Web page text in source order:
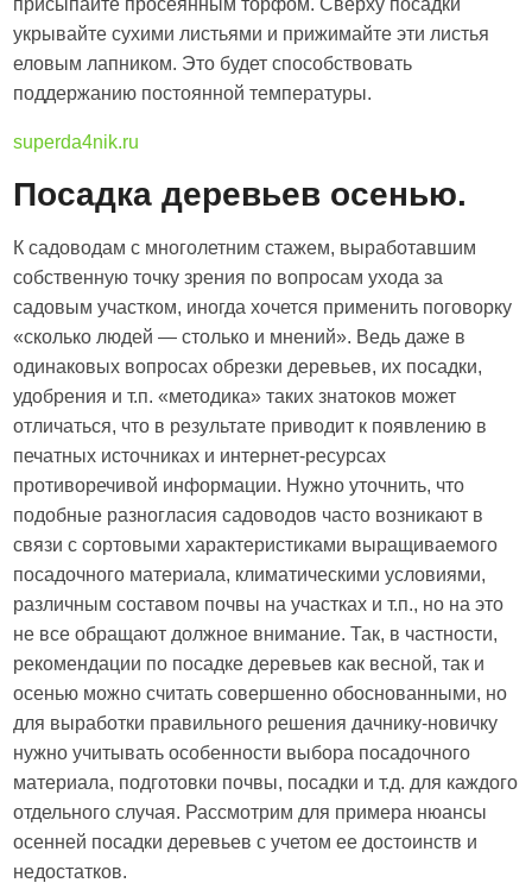
присыпайте просеянным торфом. Сверху посадки
укрывайте сухими листьями и прижимайте эти листья
еловым лапником. Это будет способствовать
поддержанию постоянной температуры.
superda4nik.ru
Посадка деревьев осенью.
К садоводам с многолетним стажем, выработавшим
собственную точку зрения по вопросам ухода за
садовым участком, иногда хочется применить поговорку
«сколько людей — столько и мнений». Ведь даже в
одинаковых вопросах обрезки деревьев, их посадки,
удобрения и т.п. «методика» таких знатоков может
отличаться, что в результате приводит к появлению в
печатных источниках и интернет-ресурсах
противоречивой информации. Нужно уточнить, что
подобные разногласия садоводов часто возникают в
связи с сортовыми характеристиками выращиваемого
посадочного материала, климатическими условиями,
различным составом почвы на участках и т.п., но на это
не все обращают должное внимание. Так, в частности,
рекомендации по посадке деревьев как весной, так и
осенью можно считать совершенно обоснованными, но
для выработки правильного решения дачнику-новичку
нужно учитывать особенности выбора посадочного
материала, подготовки почвы, посадки и т.д. для каждого
отдельного случая. Рассмотрим для примера нюансы
осенней посадки деревьев с учетом ее достоинств и
недостатков.